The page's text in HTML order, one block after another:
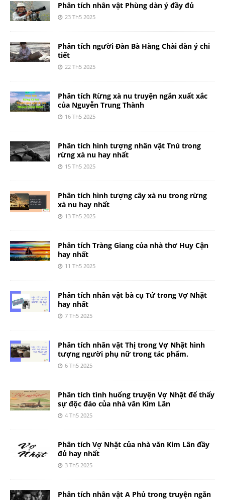
Phân tích nhân vật Phùng dàn ý đầy đủ
23 Th5 2025
Phân tích người Đàn Bà Hàng Chài dàn ý chi
tiết
22 Th5 2025
Phân tích Rừng xà nu truyện ngắn xuất xắc
của Nguyễn Trung Thành
16 Th5 2025
Phân tích hình tượng nhân vật Tnú trong
rừng xà nu hay nhất
15 Th5 2025
Phân tích hình tượng cây xà nu trong rừng
xà nu hay nhất
13 Th5 2025
Phân tích Tràng Giang của nhà thơ Huy Cận
hay nhất
11 Th5 2025
Phân tích nhân vật bà cụ Tứ trong Vợ Nhặt
hay nhất
7 Th5 2025
Phân tích nhân vật Thị trong Vợ Nhặt hình
tượng người phụ nữ trong tác phẩm.
6 Th5 2025
Phân tích tình huống truyện Vợ Nhặt để thấy
sự độc đáo của nhà văn Kim Lân
4 Th5 2025
Phân tích Vợ Nhặt của nhà văn Kim Lân đầy
đủ hay nhất
3 Th5 2025
Phân tích nhân vật A Phủ trong truyện ngắn